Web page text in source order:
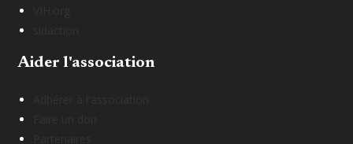
Aider l'association